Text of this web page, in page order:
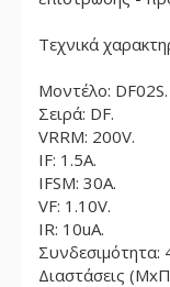
Τεχνικά
Μοντέλο: DF02S.
Σειρά: DF.
VRRM: 200V.
IF: 1.5A.
IFSM: 30A.
VF: 1.10V.
IR: 10uA.
Συνδεσιμότητα:
Διαστάσεις